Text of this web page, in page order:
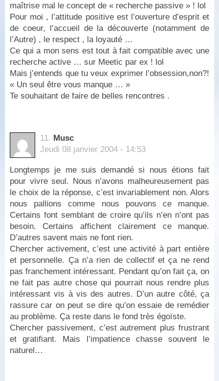
maîtrise mal le concept de « recherche passive » ! lol
Pour moi , l’attitude positive est l’ouverture d’esprit et
de coeur, l’accueil de la découverte (notamment de
l’Autre) , le respect , la loyauté …
Ce qui a mon sens est tout à fait compatible avec une
recherche active … sur Meetic par ex ! lol
Mais j’entends que tu veux exprimer l’obsession,non?!
« Un seul être vous manque … »
Te souhaitant de faire de belles rencontres .
11. Musc
Jeudi 08 janvier 2004 - 14:53
Longtemps je me suis demandé si nous étions fait
pour vivre seul. Nous n’avons malheureusement pas
le choix de la réponse, c’est invariablement non. Alors
nous pallions comme nous pouvons ce manque.
Certains font semblant de croire qu’ils n’en n’ont pas
besoin. Certains affichent clairement ce manque.
D’autres savent mais ne font rien.
Chercher activement, c’est une activité à part entière
et personnelle. Ça n’a rien de collectif et ça ne rend
pas franchement intéressant. Pendant qu’on fait ça, on
ne fait pas autre chose qui pourrait nous rendre plus
intéressant vis à vis des autres. D’un autre côté, ça
rassure car on peut se dire qu’on essaie de remédier
au problème. Ça reste dans le fond très égoïste.
Chercher passivement, c’est autrement plus frustrant
et gratifiant. Mais l’impatience chasse souvent le
naturel…